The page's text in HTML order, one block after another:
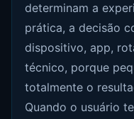
determinam a
prática, a decisão
dispositivo, app,
técnico, porque
totalmente o
Quando o usuário